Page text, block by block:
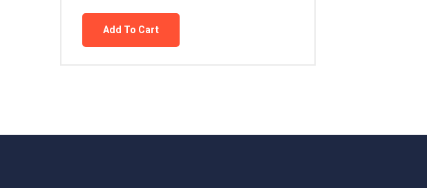
Add To Cart